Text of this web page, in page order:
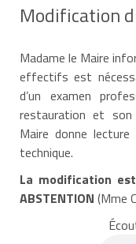
Modification
Madame le Maire
effectifs est
d’un examen
restauration et son
Maire donne
technique.
La modification
ABSTENTION (Mme